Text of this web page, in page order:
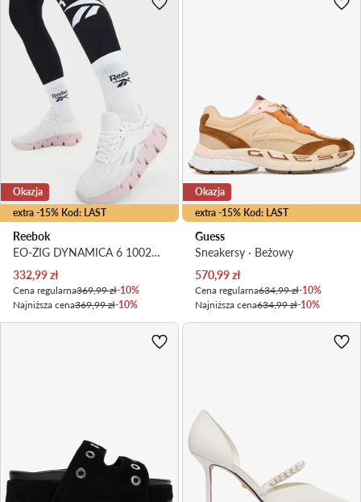
extra -15% Kod: LAST
Okazja
Reebok
EO-ZIG DYNAMICA 6 100271438 · Buty do biegania
Aktualna cena
332,99zł
Cena regularna369,99 zł-10%
Najniższa cena369,99 zł-10%
extra -15% Kod: LAST
Okazja
Guess
Sneakersy · Beżowy
Aktualna cena
570,99zł
Cena regularna634,99 zł-10%
Najniższa cena634,99 zł-10%